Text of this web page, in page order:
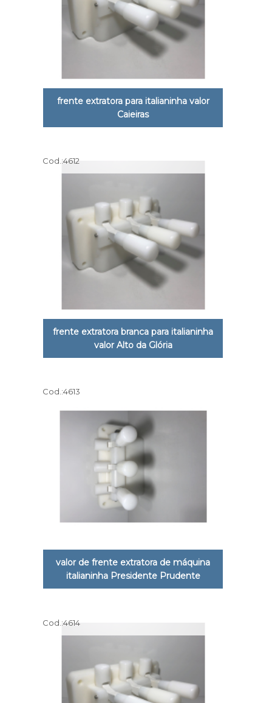
frente extratora para italianinha valor
Caieiras
Cod.:4612
frente extratora branca para italianinha
valor Alto da Glória
Cod.:4613
valor de frente extratora de máquina
italianinha Presidente Prudente
Cod.:4614